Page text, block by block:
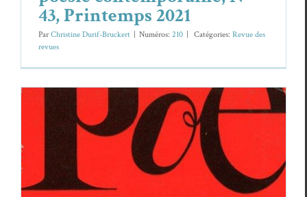
43, Printemps 2021
ParChristine Durif-Bruckert Numéros: 210 Caté­gories: Revue des
revues